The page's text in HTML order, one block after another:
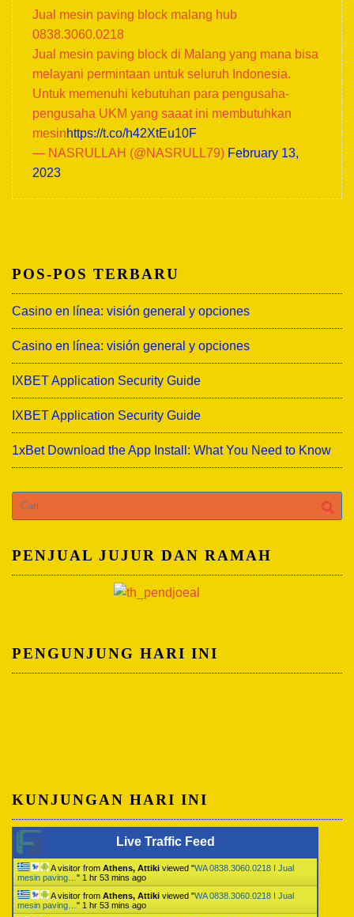
Jual mesin paving block malang hub
0838.3060.0218
Jual mesin paving block di Malang yang mana bisa
melayani permintaan untuk seluruh Indonesia.
Untuk memenuhi kebutuhan para pengusaha-
pengusaha UKM yang saaat ini membutuhkan
mesinhttps://t.co/h42XtEu10F
— NASRULLAH (@NASRULL79) February 13,
2023
POS-POS TERBARU
Casino en línea: visión general y opciones
Casino en línea: visión general y opciones
IXBET Application Security Guide
IXBET Application Security Guide
1xBet Download the App Install: What You Need to Know
Cari
untuk:
PENJUAL JUJUR DAN RAMAH
PENGUNJUNG HARI INI
KUNJUNGAN HARI INI
Live Traffic Feed
A visitor from Athens, Attiki viewed "WA 0838.3060.0218 I Jual
mesin paving… " 1 hr 53 mins ago
A visitor from Athens, Attiki viewed "WA 0838.3060.0218 I Jual
mesin paving… " 1 hr 53 mins ago